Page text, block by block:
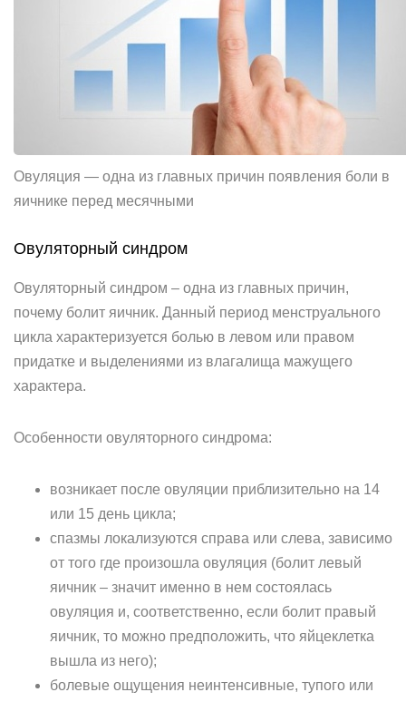
Овуляция — одна из главных причин появления боли в
яичнике перед месячными
Овуляторный синдром
Овуляторный синдром – одна из главных причин,
почему болит яичник. Данный период менструального
цикла характеризуется болью в левом или правом
придатке и выделениями из влагалища мажущего
характера.
Особенности овуляторного синдрома:
возникает после овуляции приблизительно на 14
или 15 день цикла;
спазмы локализуются справа или слева, зависимо
от того где произошла овуляция (болит левый
яичник – значит именно в нем состоялась
овуляция и, соответственно, если болит правый
яичник, то можно предположить, что яйцеклетка
вышла из него);
болевые ощущения неинтенсивные, тупого или